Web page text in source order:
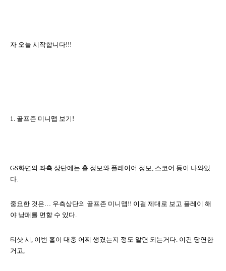
자 오늘 시작합니다!!!
1. 골프존 미니맵 보기 !
GS화면의 좌측 상단에는 홀 정보와 플레이어 정보, 스코어 등이 나와있
다.
중요한 것은… 우측상단의 골프존 미니맵 !! 이걸 제대로 보고 플레이 해
야 낭패를 면할 수 있다.
티샷 시, 이번 홀이 대충 어찌 생겼는지 정도 알면 되는거다. 이건 당연한
거고,